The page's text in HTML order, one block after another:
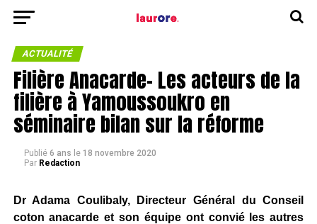
ACTUALITÉ
Filière Anacarde- Les acteurs de la
filière à Yamoussoukro en
séminaire bilan sur la réforme
Publié 6 ans le 18 novembre 2020
Par Redaction
Dr Adama Coulibaly, Directeur Général du Conseil
coton anacarde et son équipe ont convié les autres